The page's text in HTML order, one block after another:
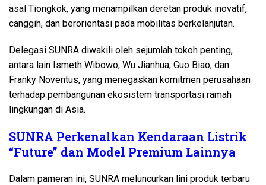
asal Tiongkok, yang menampilkan deretan produk inovatif,
canggih, dan berorientasi pada mobilitas berkelanjutan.
Delegasi SUNRA diwakili oleh sejumlah tokoh penting,
antara lain Ismeth Wibowo, Wu Jianhua, Guo Biao, dan
Franky Noventus, yang menegaskan komitmen perusahaan
terhadap pembangunan ekosistem transportasi ramah
lingkungan di Asia.
SUNRA Perkenalkan Kendaraan Listrik
“Future” dan Model Premium Lainnya
Dalam pameran ini, SUNRA meluncurkan lini produk terbaru